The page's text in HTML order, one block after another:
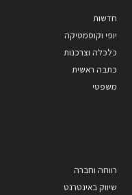
חדשות
יופי וקוסמטיקה
כלכלה וצרכנות
כתבה ראשית
משפטי
רווחה וחברה
שיווק באינטרנט